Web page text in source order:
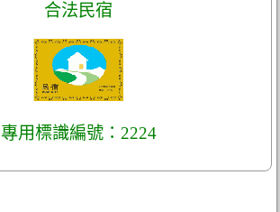
合法民宿
專用標識編號：2224